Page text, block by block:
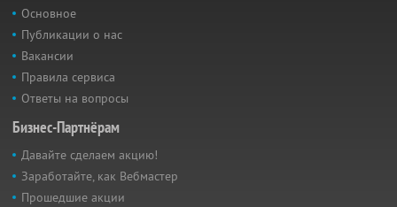
Основное
Публикации о нас
Вакансии
Правила сервиса
Ответы на вопросы
Бизнес-Партнёрам
Давайте сделаем акцию!
Заработайте, как Вебмастер
Прошедшие акции